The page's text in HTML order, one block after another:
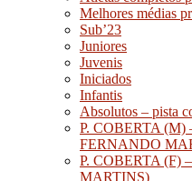
Melhores médias
Sub’23
Juniores
Juvenis
Iniciados
Infantis
Absolutos – pista
P. COBERTA (M)
FERNANDO
P. COBERTA (F)
MARTINS)